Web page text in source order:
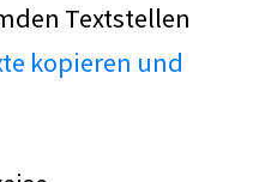
Textstellen
kopieren und